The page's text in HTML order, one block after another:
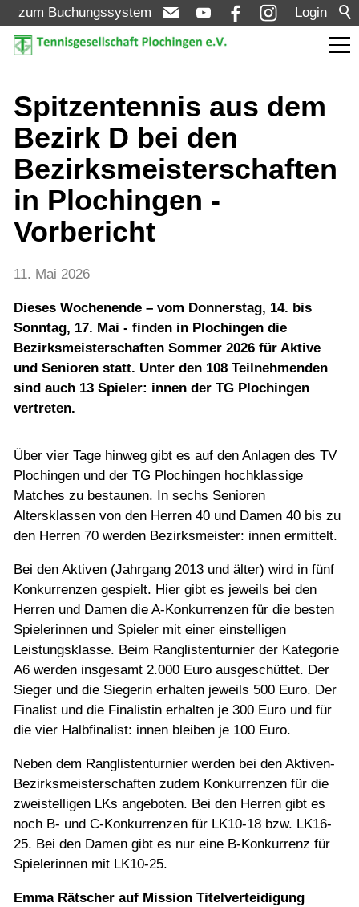
Login
zum Buchungssystem
Aktuelles
Meldungen
Termine
Turniere
Mannschaften
Jugend
Gaststätte
Spitzentennis aus dem
Bezirk D bei den
Bezirksmeisterschaften
in Plochingen -
Vorbericht
11. Mai 2026
Dieses Wochenende – vom Donnerstag, 14. bis
Sonntag, 17. Mai - finden in Plochingen die
Bezirksmeisterschaften Sommer 2026 für Aktive
und Senioren statt. Unter den 108 Teilnehmenden
sind auch 13 Spieler: innen der TG Plochingen
vertreten.
Über vier Tage hinweg gibt es auf den Anlagen des TV
Plochingen und der TG Plochingen hochklassige
Matches zu bestaunen. In sechs Senioren
Altersklassen von den Herren 40 und Damen 40 bis zu
den Herren 70 werden Bezirksmeister: innen ermittelt.
Bei den Aktiven (Jahrgang 2013 und älter) wird in fünf
Konkurrenzen gespielt. Hier gibt es jeweils bei den
Herren und Damen die A-Konkurrenzen für die besten
Spielerinnen und Spieler mit einer einstelligen
Leistungsklasse. Beim Ranglistenturnier der Kategorie
A6 werden insgesamt 2.000 Euro ausgeschüttet. Der
Sieger und die Siegerin erhalten jeweils 500 Euro. Der
Finalist und die Finalistin erhalten je 300 Euro und für
die vier Halbfinalist: innen bleiben je 100 Euro.
Neben dem Ranglistenturnier werden bei den Aktiven-
Bezirksmeisterschaften zudem Konkurrenzen für die
zweistelligen LKs angeboten. Bei den Herren gibt es
noch B- und C-Konkurrenzen für LK10-18 bzw. LK16-
25. Bei den Damen gibt es nur eine B-Konkurrenz für
Spielerinnen mit LK10-25.
Emma Rätscher auf Mission Titelverteidigung